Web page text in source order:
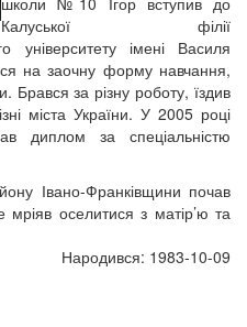
Калуської філії
університету імені Василя
на заочну форму навчання,
Брався за різну роботу, їздив
міста України. У 2005 році
диплом за спеціальністю
Івано-Франківщини почав
оселитися з матір’ю та
Народився: 1983-10-09